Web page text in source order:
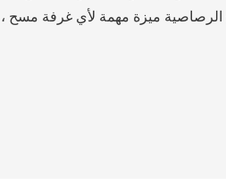
الرصاصية ميزة مهمة لأي غرفة مسح ،